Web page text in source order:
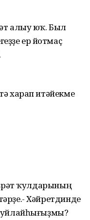
алыу юҡ. Был
ер йотмаҫ
харап итәйекме
ҡулдарының
Хәйретдинде
уйлайһығыҙмы?